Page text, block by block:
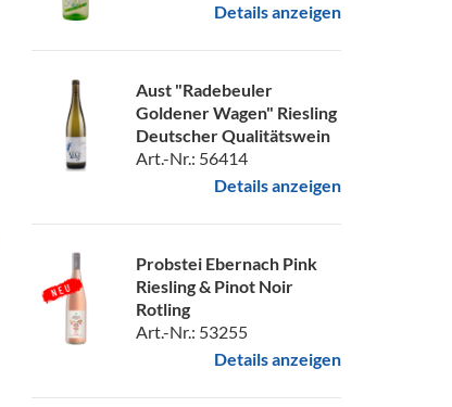
Details anzeigen
Aust "Radebeuler
Goldener Wagen" Riesling
Deutscher Qualitätswein
Art.-Nr.: 56414
Details anzeigen
Probstei Ebernach Pink
Riesling & Pinot Noir
Rotling
Art.-Nr.: 53255
Details anzeigen